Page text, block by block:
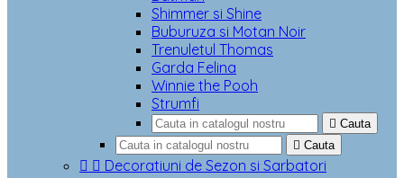
Shimmer si Shine
Buburuza si Motan Noir
Trenuletul Thomas
Garda Felina
Winnie the Pooh
Strumfi
 Cauta
 Cauta
  Decoratiuni de Sezon si Sarbatori